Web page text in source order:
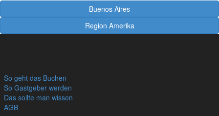
Buenos Aires
Region Amerika
So geht das Buchen
So Gastgeber werden
Das sollte man wissen
AGB